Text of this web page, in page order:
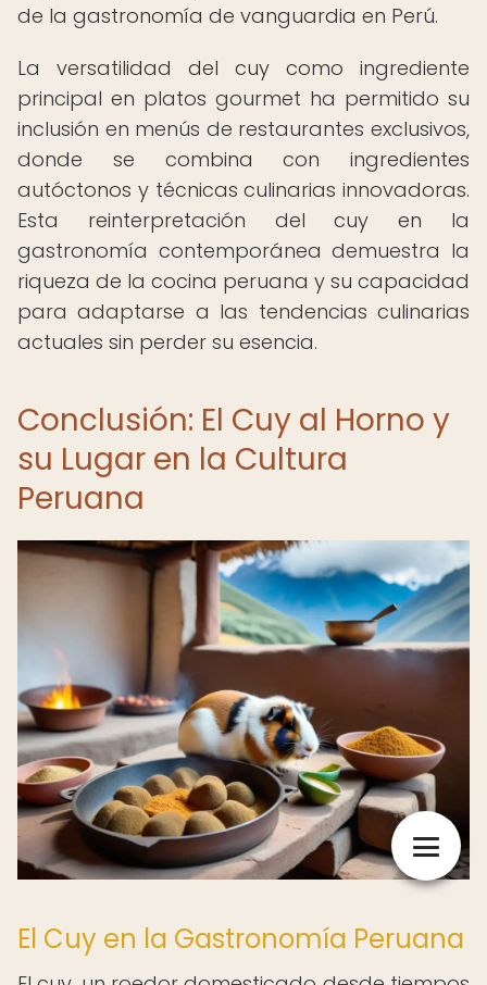
de la gastronomía de vanguardia en Perú.
La versatilidad del cuy como ingrediente
principal en platos gourmet ha permitido su
inclusión en menús de restaurantes exclusivos,
donde se combina con ingredientes
autóctonos y técnicas culinarias innovadoras.
Esta reinterpretación del cuy en la
gastronomía contemporánea demuestra la
riqueza de la cocina peruana y su capacidad
para adaptarse a las tendencias culinarias
actuales sin perder su esencia.
Conclusión: El Cuy al Horno y
su Lugar en la Cultura
Peruana
El Cuy en la Gastronomía Peruana